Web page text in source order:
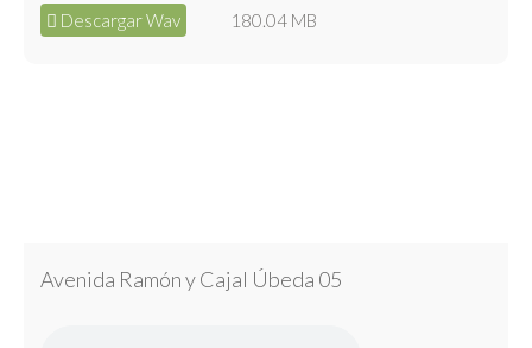
Descargar Wav 180.04 MB
Avenida Ramón y Cajal Úbeda 05